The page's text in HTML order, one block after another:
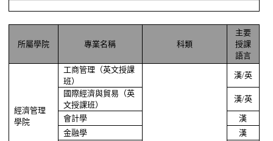
所屬學院 專業名稱 科類
主要
授課
語言
經濟管理
學院
工商管理（英文授課
班）
漢/英
國際經濟與貿易（英
文授課班）
漢/英
會計學
漢
金融學
漢